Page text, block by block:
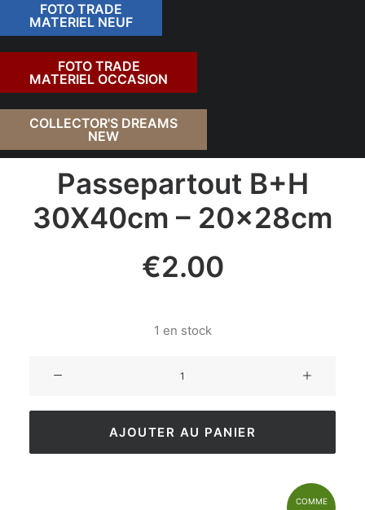
FOTO TRADE
MATERIEL NEUF
FOTO TRADE
MATERIEL OCCASION
COLLECTOR'S DREAMS
NEW
RETOUR
Passepartout B+H
30X40cm – 20x28cm
€2.00
1 en stock
AJOUTER AU PANIER
COMME